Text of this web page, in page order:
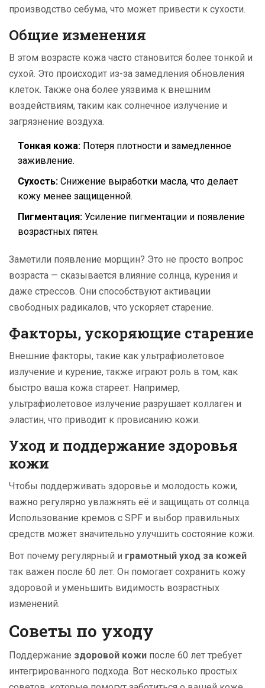
производство себума, что может привести к сухости.
Общие изменения
В этом возрасте кожа часто становится более тонкой и
сухой. Это происходит из-за замедления обновления
клеток. Также она более уязвима к внешним
воздействиям, таким как солнечное излучение и
загрязнение воздуха.
Тонкая кожа: Потеря плотности и замедленное
заживление.
Сухость: Снижение выработки масла, что делает
кожу менее защищенной.
Пигментация: Усиление пигментации и появление
возрастных пятен.
Заметили появление морщин? Это не просто вопрос
возраста — сказывается влияние солнца, курения и
даже стрессов. Они способствуют активации
свободных радикалов, что ускоряет старение.
Факторы, ускоряющие старение
Внешние факторы, такие как ультрафиолетовое
излучение и курение, также играют роль в том, как
быстро ваша кожа стареет. Например,
ультрафиолетовое излучение разрушает коллаген и
эластин, что приводит к провисанию кожи.
Уход и поддержание здоровья
кожи
Чтобы поддерживать здоровье и молодость кожи,
важно регулярно увлажнять её и защищать от солнца.
Использование кремов с SPF и выбор правильных
средств может значительно улучшить состояние кожи.
Вот почему регулярный и грамотный уход за кожей
так важен после 60 лет. Он помогает сохранить кожу
здоровой и уменьшить видимость возрастных
изменений.
Советы по уходу
Поддержание здоровой кожи после 60 лет требует
интегрированного подхода. Вот несколько простых